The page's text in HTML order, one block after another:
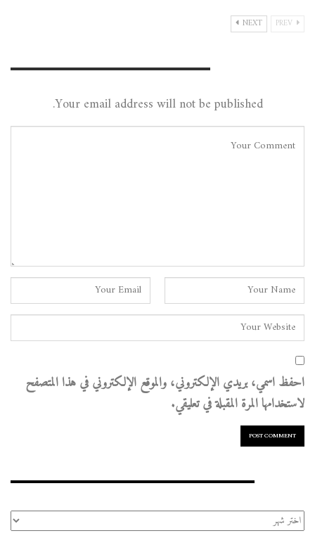
NEXT
Your email address will not be published.
احفظ اسمي، بريدي الإلكتروني، والموقع الإلكتروني في هذا المتصفح
لاستخدامها المرة المقبلة في تعليقي.
الأرشيف